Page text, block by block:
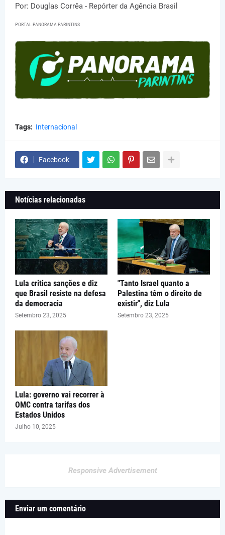
Por: Douglas Corrêa - Repórter da Agência Brasil
PORTAL PANORAMA PARINTINS
Tags: Internacional
Facebook
Notícias relacionadas
Lula critica sanções e diz
que Brasil resiste na defesa
da democracia
Setembro 23, 2025
"Tanto Israel quanto a
Palestina têm o direito de
existir", diz Lula
Setembro 23, 2025
Lula: governo vai recorrer à
OMC contra tarifas dos
Estados Unidos
Julho 10, 2025
Responsive Advertisement
Enviar um comentário